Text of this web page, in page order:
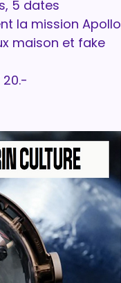
5 dates
la mission Apollo
maison et fake